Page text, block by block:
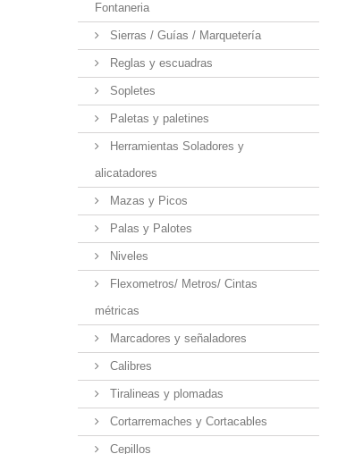
Fontaneria
Sierras / Guías / Marquetería
Reglas y escuadras
Sopletes
Paletas y paletines
Herramientas Soladores y
alicatadores
Mazas y Picos
Palas y Palotes
Niveles
Flexometros/ Metros/ Cintas
métricas
Marcadores y señaladores
Calibres
Tiralineas y plomadas
Cortarremaches y Cortacables
Cepillos